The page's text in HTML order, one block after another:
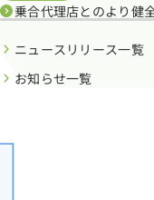
乗合代理店とのより健
ニュースリリース一覧
お知らせ一覧